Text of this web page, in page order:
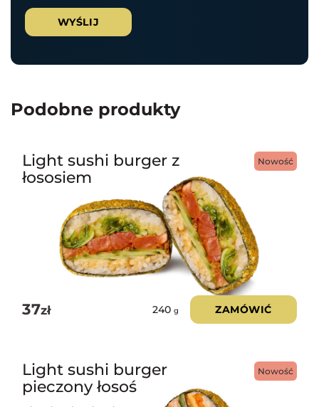
Podobne produkty
Nowość
Light sushi burger z
łososiem
37zł 240 g ZAMÓWIĆ
Nowość
Light sushi burger
pieczony łosoś